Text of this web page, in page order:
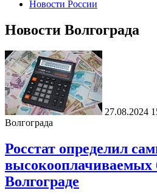
Новости России
Новости Волгограда
27.08.2024
Волгограда
Росстат определил
высокооплачиваемых
Волгограде